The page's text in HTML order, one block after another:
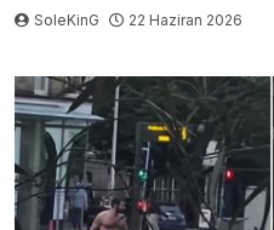
SoleKinG 22 Haziran 2026